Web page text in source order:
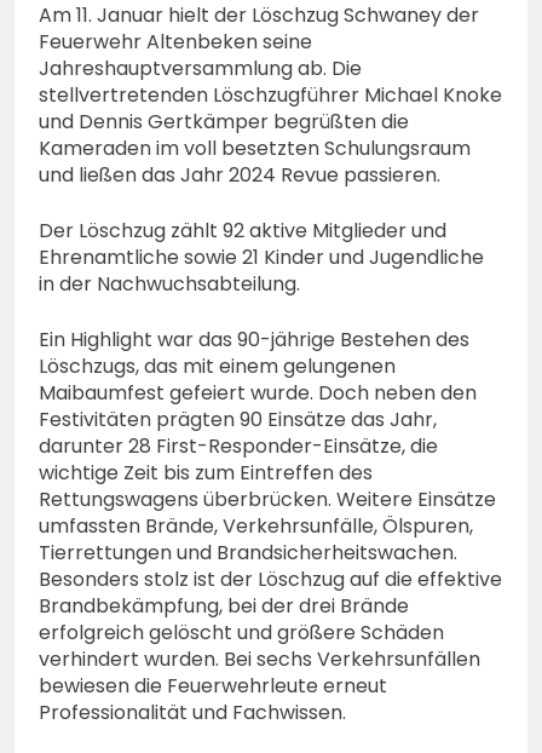
Am 11. Januar hielt der Löschzug Schwaney der
Feuerwehr Altenbeken seine
Jahreshauptversammlung ab. Die
stellvertretenden Löschzugführer Michael Knoke
und Dennis Gertkämper begrüßten die
Kameraden im voll besetzten Schulungsraum
und ließen das Jahr 2024 Revue passieren.
Der Löschzug zählt 92 aktive Mitglieder und
Ehrenamtliche sowie 21 Kinder und Jugendliche
in der Nachwuchsabteilung.
Ein Highlight war das 90-jährige Bestehen des
Löschzugs, das mit einem gelungenen
Maibaumfest gefeiert wurde. Doch neben den
Festivitäten prägten 90 Einsätze das Jahr,
darunter 28 First-Responder-Einsätze, die
wichtige Zeit bis zum Eintreffen des
Rettungswagens überbrücken. Weitere Einsätze
umfassten Brände, Verkehrsunfälle, Ölspuren,
Tierrettungen und Brandsicherheitswachen.
Besonders stolz ist der Löschzug auf die effektive
Brandbekämpfung, bei der drei Brände
erfolgreich gelöscht und größere Schäden
verhindert wurden. Bei sechs Verkehrsunfällen
bewiesen die Feuerwehrleute erneut
Professionalität und Fachwissen.